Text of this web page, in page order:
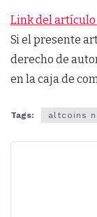
Link del
Si el presente
derecho de
en la caja de
Tags: altcoins